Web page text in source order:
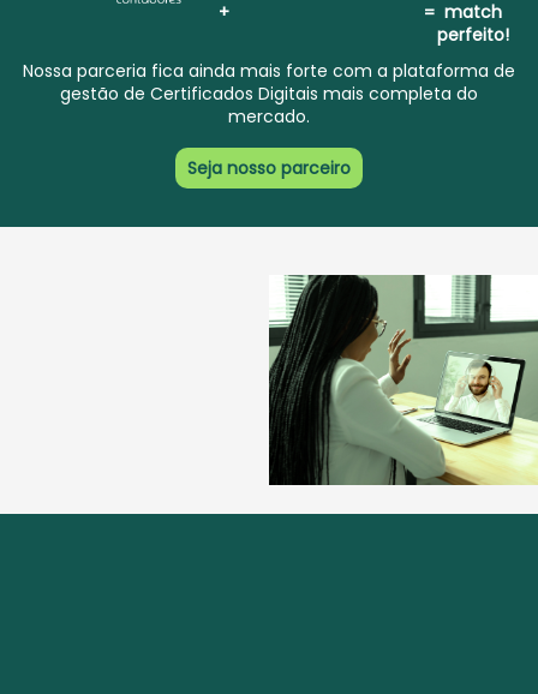
+ = match
perfeito!
Nossa parceria fica ainda mais forte com a plataforma de
gestão de Certificados Digitais mais completa do
mercado.
Seja nosso parceiro